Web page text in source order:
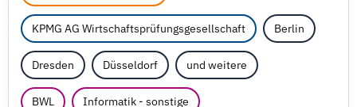
KPMG AG Wirtschaftsprüfungsgesellschaft Berlin
Dresden Düsseldorf und weitere
BWL Informatik - sonstige